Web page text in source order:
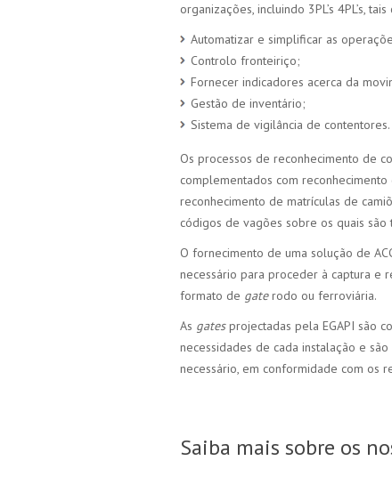
organizações, incluindo 3PL’s 4PL’s, tais
Automatizar e simplificar as
Controlo fronteiriço;
Fornecer indicadores acerca da
Gestão de inventário;
Sistema de vigilância de contentores.
Os processos de reconhecimento de
complementados com
reconhecimento de matrículas de
códigos de vagões sobre os quais
O fornecimento de uma solução de
necessário para proceder à captura e
formato de gaterodo ou ferroviária.
As gatesprojectadas pela EGAPI são
necessidades de cada instalação e
necessário, em conformidade com os
Saiba mais sobre os